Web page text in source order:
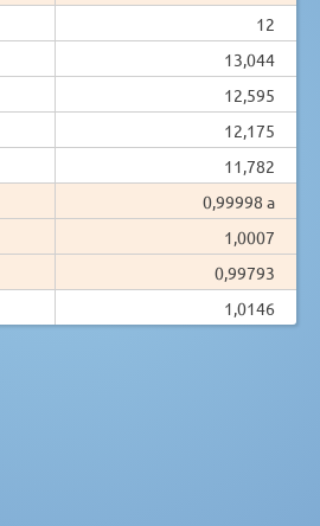
12
13,044
12,595
12,175
11,782
0,99998 a
1,0007
0,99793
1,0146